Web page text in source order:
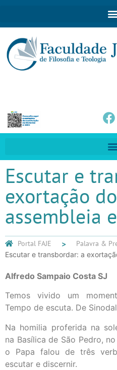
Escutar e
exortação
assembleia
Portal FAJE Palavra &
Escutar e transbordar: a
Alfredo Sampaio Costa SJ
Temos vivido um
Tempo de escuta. De
Na homilia proferida na
na Basílica de São Pedro,
o Papa falou de três
escutar e discernir.